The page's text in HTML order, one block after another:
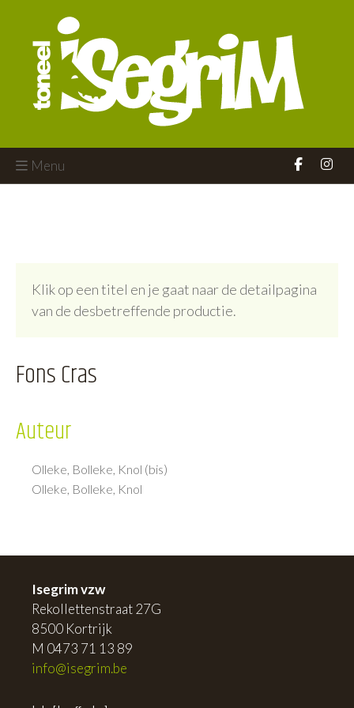
Menu
Klik op een titel en je gaat naar de detailpagina
van de desbetreffende productie.
Fons Cras
Auteur
Olleke, Bolleke, Knol (bis)
Olleke, Bolleke, Knol
Isegrim vzw
Rekollettenstraat 27G
8500 Kortrijk
M 0473 71 13 89
info@isegrim.be